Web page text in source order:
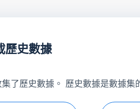
歷史數據
了歷史數據。 歷史數據是數據